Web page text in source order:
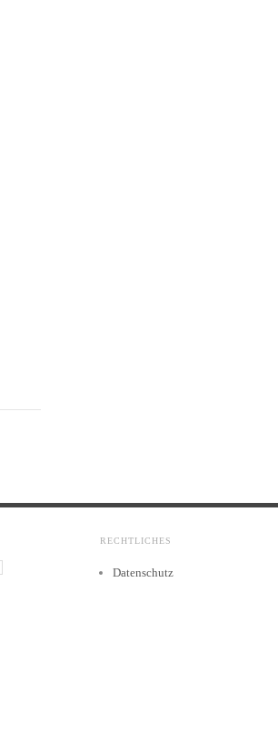
RECHTLICHES
Datenschutz